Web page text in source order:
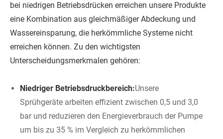
bei niedrigen Betriebsdrücken erreichen unsere Produkte
eine Kombination aus gleichmäßiger Abdeckung und
Wassereinsparung, die herkömmliche Systeme nicht
erreichen können. Zu den wichtigsten
Unterscheidungsmerkmalen gehören:
Niedriger Betriebsdruckbereich:Unsere
Sprühgeräte arbeiten effizient zwischen 0,5 und 3,0
bar und reduzieren den Energieverbrauch der Pumpe
um bis zu 35 % im Vergleich zu herkömmlichen